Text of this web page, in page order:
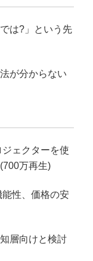
は?」という先
が分からない
ェクターを使
万再生)
性、価格の安
層向けと検討